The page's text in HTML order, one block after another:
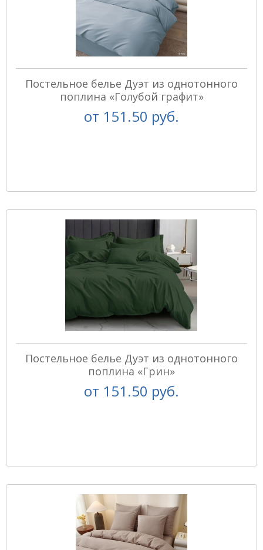
Постельное белье Дуэт из однотонного
поплина «Голубой графит»
от 151.50 руб.
Постельное белье Дуэт из однотонного
поплина «Грин»
от 151.50 руб.